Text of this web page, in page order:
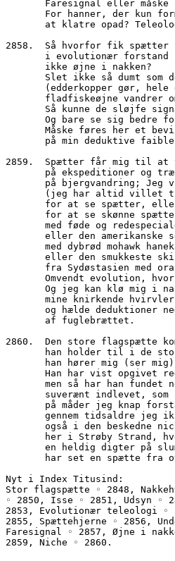
Faresignal eller
For hanner, der kun
at klatre opad?
2858.  Så hvorfor fik spætter
       i evolutionær forstand
       ikke øjne i nakken?
Slet ikke så dumt
(edderkopper gør,
fladfiskeøjne
Så kunne de sløjfe
Og bare se sig bedre
Måske føres her et
på min deduktive
2859.  Spætter får mig til at
på ekspeditioner og
på bjergvandring;
(jeg har altid
for at se spætter,
for at se skønne
med føde og
eller den
med dybrød mohawk
eller den smukkeste
fra Sydøstasien med
Omvendt evolution,
Og jeg kan klø mig i
mine knirkende
og hælde deduktioner
       af fuglebrættet.
2860.  Den store flagspætte
han holder til i de
han hører mig (ser
Han har vist opgivet
men så har han
suverænt indlevet,
på måder jeg knap
gennem tidsaldre jeg
også i den beskedne
her i Strøby Strand,
en heldig digter på
har set en spætte fra
Nyt i Index Titusind:
Stor flagspætte ◦ 2848,
◦ 2850, Isse ◦ 2851, Udsyn ◦
2853, Evolutionær teleologi ◦
2855, Spættehjerne ◦ 2856,
Faresignal ◦ 2857, Øjne i
2859, Niche ◦ 2860.